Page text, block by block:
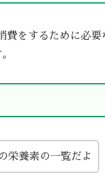
をするために必
栄養素の一覧だよ